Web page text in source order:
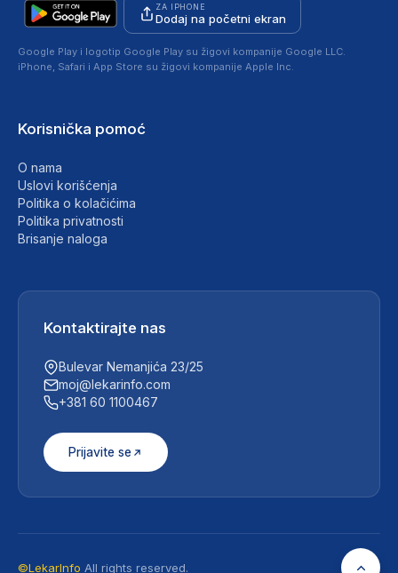
ZA IPHONE
Dodaj na početni ekran
Google Play i logotip Google Play su žigovi kompanije Google LLC.
iPhone, Safari i App Store su žigovi kompanije Apple Inc.
Korisnička pomoć
O nama
Uslovi korišćenja
Politika o kolačićima
Politika privatnosti
Brisanje naloga
Kontaktirajte nas
Bulevar Nemanjića 23/25
moj@lekarinfo.com
+381 60 1100467
Prijavite se
©LekarInfo All rights reserved.